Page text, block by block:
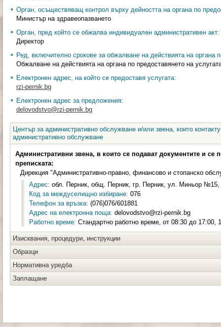
Орган, осъществяващ контрол върху дейността на органа по
Министър на здравеопазването
Орган, пред който се обжалва индивидуален административен акт:
Директор
Ред, включително срокове за обжалване на действията на органа
Обжалване на действията на органа по предоставянето на
Електронен адрес, на който се предоставя услугата:
rzi-pernik.bg
Електронен адрес за предложения:
delovodstvo@rzi-pernik.bg
Център за административно обслужване и/или звена, които
административно обслужване
Административни звена, в които се подават документите и се
преписката:
Дирекция "Административно-правно, финансово и стопанско
Адрес: обл. Перник, общ. Перник, гр. Перник, ул. Миньор №15,
Код за междуселищно избиране: 076
Телефон за връзка: (076)076/601881
Адрес на електронна поща: delovodstvo@rzi-pernik.bg
Работно време: Стандартно работно време, от 08:30 до 17:00,
Изисквания, процедури, инструкции
Образци
Нормативна уредба
Заплащане